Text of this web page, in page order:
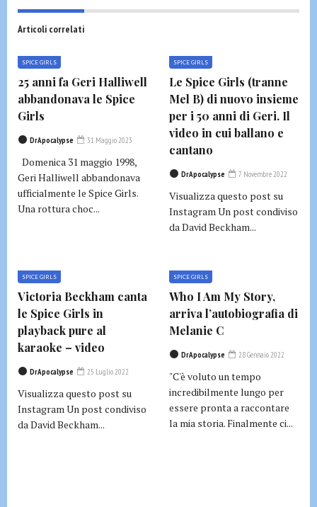
Articoli correlati
SPICE GIRLS
25 anni fa Geri Halliwell
abbandonava le Spice
Girls
DrApocalypse 31 Maggio 2023
Domenica 31 maggio 1998,
Geri Halliwell abbandonava
ufficialmente le Spice Girls.
Una rottura choc...
SPICE GIRLS
Le Spice Girls (tranne
Mel B) di nuovo insieme
per i 50 anni di Geri. Il
video in cui ballano e
cantano
DrApocalypse 7 Novembre 2022
Visualizza questo post su
Instagram Un post condiviso
da David Beckham...
SPICE GIRLS
Victoria Beckham canta
le Spice Girls in
playback pure al
karaoke – video
DrApocalypse 25 Luglio 2022
Visualizza questo post su
Instagram Un post condiviso
da David Beckham...
SPICE GIRLS
Who I Am My Story,
arriva l’autobiografia di
Melanie C
DrApocalypse 28 Gennaio 2022
"C'è voluto un tempo
incredibilmente lungo per
essere pronta a raccontare
la mia storia. Finalmente ci...